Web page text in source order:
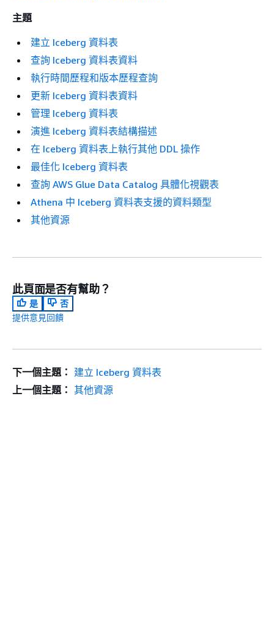
主題
建立 Iceberg 資料表
查詢 Iceberg 資料表資料
執行時間歷程和版本歷程查詢
更新 Iceberg 資料表資料
管理 Iceberg 資料表
演進 Iceberg 資料表結構描述
在 Iceberg 資料表上執行其他 DDL 操作
最佳化 Iceberg 資料表
查詢 AWS Glue Data Catalog 具體化視觀表
Athena 中 Iceberg 資料表支援的資料類型
其他資源
此頁面是否有幫助？
是
否
提供意見回饋
下一個主題： 建立 Iceberg 資料表
上一個主題： 其他資源